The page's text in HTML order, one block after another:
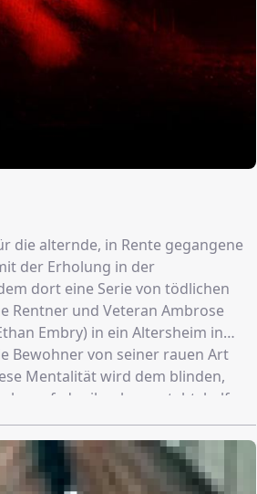
die alternde, in Rente gegangene
der Erholung in der
dort eine Serie von tödlichen
Rentner und Veteran Ambrose
Embry) in ein Altersheim in
Bewohner von seiner rauen Art
Mentalität wird dem blinden,
der ihm bevorsteht, helfen.
Bestie überlebt, wird ihm klar, dass
gewöhnliches Tier handeln kann.
Unwesen, die ihren Ursprung